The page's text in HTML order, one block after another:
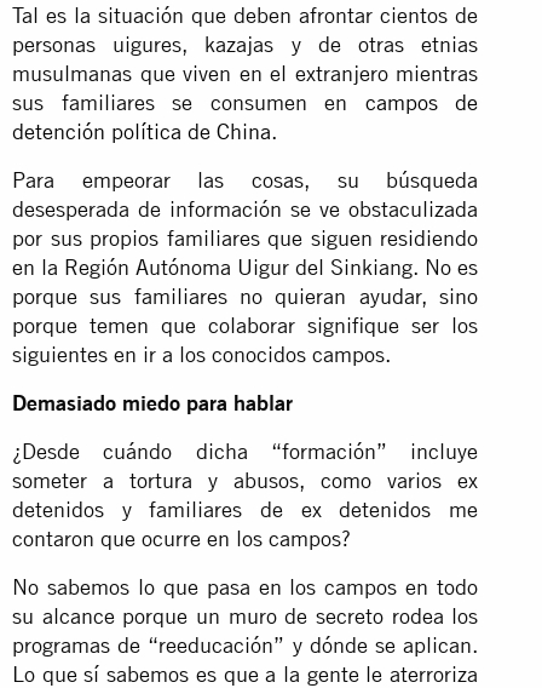
Tal es la situación que deben afrontar cientos de
personas uigures, kazajas y de otras etnias
musulmanas que viven en el extranjero mientras
sus familiares se consumen en campos de
detención política de China.
Para empeorar las cosas, su búsqueda
desesperada de información se ve obstaculizada
por sus propios familiares que siguen residiendo
en la Región Autónoma Uigur del Sinkiang. No es
porque sus familiares no quieran ayudar, sino
porque temen que colaborar signifique ser los
siguientes en ir a los conocidos campos.
Demasiado miedo para hablar
¿Desde cuándo dicha “formación” incluye
someter a tortura y abusos, como varios ex
detenidos y familiares de ex detenidos me
contaron que ocurre en los campos?
No sabemos lo que pasa en los campos en todo
su alcance porque un muro de secreto rodea los
programas de “reeducación” y dónde se aplican.
Lo que sí sabemos es que a la gente le aterroriza